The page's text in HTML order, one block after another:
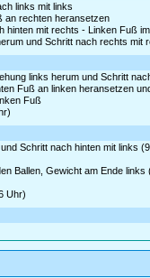
links mit links
an rechten heransetzen
mit rechts - Linken Fuß
und Schritt nach rechts mit
links herum und Schritt
Fuß an linken heransetzen
Fuß
Schritt nach hinten mit links
Ballen, Gewicht am Ende links
Uhr)